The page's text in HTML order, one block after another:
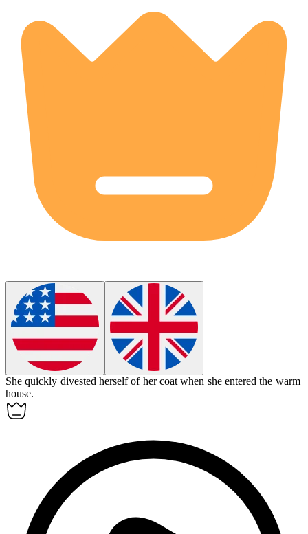
She quickly divested herself of her coat when she entered the warm
house.